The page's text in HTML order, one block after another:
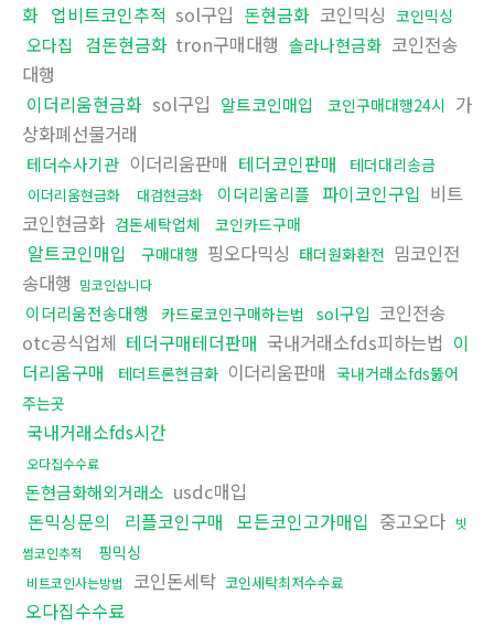
화 업비트코인추적 sol구입 돈현금화 코인믹싱 코인믹싱
오다집 검돈현금화 tron구매대행 솔라나현금화 코인전송
대행
이더리움현금화 sol구입 알트코인매입 코인구매대행24시 가
상화폐선물거래
테더수사기관 이더리움판매 테더코인판매 테더대리송금
이더리움현금화 대검현금화 이더리움리플 파이코인구입 비트
코인현금화 검돈세탁업체 코인카드구매
알트코인매입 구매대행 핑오다믹싱 태더원화환전 밈코인전
송대행 밈코인삽니다
이더리움전송대행 카드로코인구매하는법 sol구입 코인전송
otc공식업체 테더구매테더판매 국내거래소fds피하는법 이
더리움구매
테더트론현금화 이더리움판매 국내거래소fds뚫어
주는곳
국내거래소fds시간
오다집수수료
돈현금화해외거래소 usdc매입
돈믹싱문의
리플코인구매 모든코인고가매입 중고오다 빗
썸코인추적
핑믹싱
비트코인사는방법 코인돈세탁 코인세탁최저수수료
오다집수수료